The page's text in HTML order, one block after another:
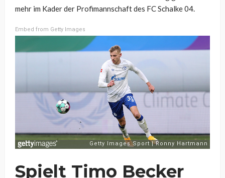
mehr im Kader der Profimannschaft des FC Schalke 04.
Embed from Getty Images
Spielt Timo Becker